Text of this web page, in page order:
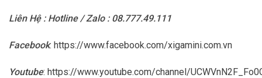
Liên Hệ : Hotline / Zalo : 08.777.49.111
Facebook: https://www.facebook.com/xigamini.com.vn
Youtube: https://www.youtube.com/channel/